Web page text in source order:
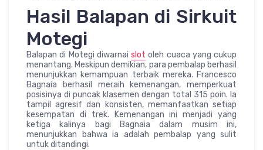
Hasil Balapan di Sirkuit
Motegi
Balapan di Motegi diwarnai slot oleh cuaca yang cukup
menantang. Meskipun demikian, para pembalap berhasil
menunjukkan kemampuan terbaik mereka. Francesco
Bagnaia berhasil meraih kemenangan, memperkuat
posisinya di puncak klasemen dengan total 315 poin. Ia
tampil agresif dan konsisten, memanfaatkan setiap
kesempatan di trek. Kemenangan ini menjadi yang
ketiga kalinya bagi Bagnaia dalam musim ini,
menunjukkan bahwa ia adalah pembalap yang sulit
untuk ditandingi.